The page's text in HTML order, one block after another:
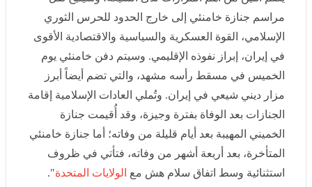
إلى خارج الحدود للحرس الثوري الإسلامي، القوة العسكرية
والسياسية والاقتصادية الأقوى في إيران، إبراز نفوذه
الإقليمي. وسيتم دفن خامنئي يوم الخميس في مسقط رأسه
مشهد، والتي تضم أيضاً أبرز مزار ديني شيعي في إيران.
وتُملي العادات الإسلامية إقامة الجنازات بعد الوفاة بفترة
وجيزة، وقد أُقيمت جنازة الخميني المهيبة بعد أيام قليلة من
وفاته؛ أما جنازة خامنئي المتأخرة، بعد أربعة أشهر من وفاته،
فتأتي في ظروف استثنائية وسط اتفاق سلام هش مع
الولايات المتحدة ".